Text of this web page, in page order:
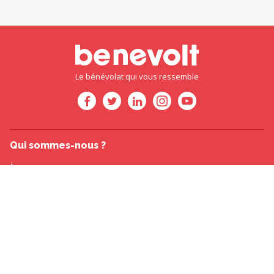
Le bénévolat qui vous ressemble
Qui sommes-nous ?
À propos